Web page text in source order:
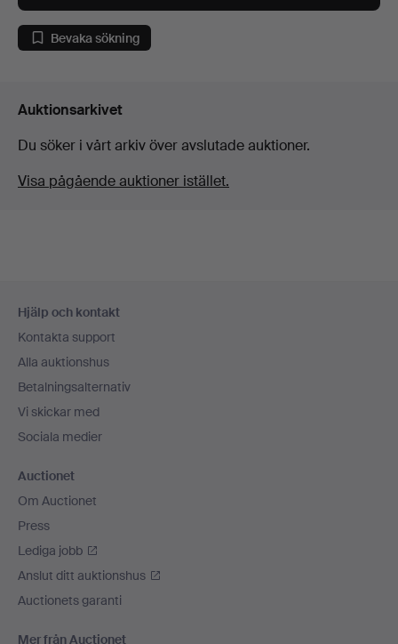
Bevaka sökning
Auktionsarkivet
Du söker i vårt arkiv över avslutade auktioner.
Visa pågående auktioner istället.
Hjälp och kontakt
Kontakta support
Alla auktionshus
Betalningsalternativ
Vi skickar med
Sociala medier
Auctionet
Om Auctionet
Press
Lediga jobb
Anslut ditt auktionshus
Auctionets garanti
Mer från Auctionet